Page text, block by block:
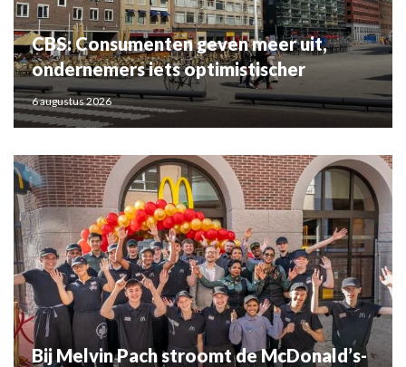
CBS: Consumenten geven meer uit,
ondernemers iets optimistischer
6 augustus 2026
Bij Melvin Pach stroomt de McDonald’s-